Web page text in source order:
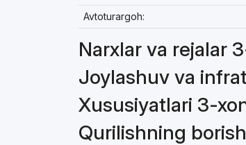
Avtoturargoh:
Narxlar va rejalar
Joylashuv va
Xususiyatlari 3-
Qurilishning